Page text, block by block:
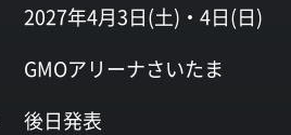
2027年4月3日(土)・4日(日)
GMOアリーナさいたま
後日発表